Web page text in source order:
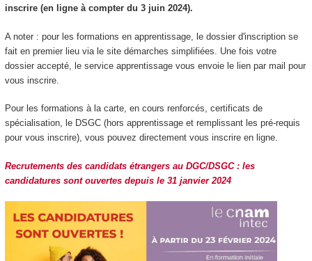
inscrire (en ligne à compter du 3 juin 2024).
A noter : pour les formations en apprentissage, le dossier d'inscription se
fait en premier lieu via le site démarches simplifiées. Une fois votre
dossier accepté, le service apprentissage vous envoie le lien par mail pour
vous inscrire.
Pour les formations à la carte, en cours renforcés, certificats de
spécialisation, le DSGC (hors apprentissage et remplissant les pré-requis
pour vous inscrire), vous pouvez directement vous inscrire en ligne.
Recrutements des candidats étrangers au DGC/DSGC : les
candidatures sont ouvertes depuis le 31 janvier 2024